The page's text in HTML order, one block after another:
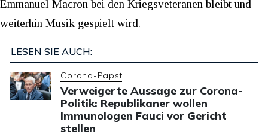
Emmanuel Macron bei den Kriegsveteranen bleibt und
weiterhin Musik gespielt wird.
LESEN SIE AUCH:
Corona-Papst
Verweigerte Aussage zur Corona-
Politik: Republikaner wollen
Immunologen Fauci vor Gericht
stellen